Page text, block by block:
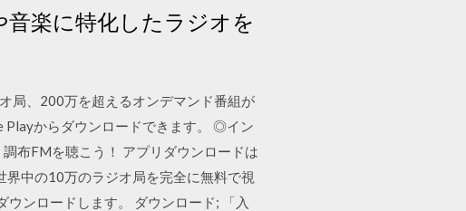
楽に特化したラジオを
局、200万を超えるオンデマンド番組が
Playからダウンロードできます。 ◎イン
布FMを聴こう！ アプリダウンロードは
中の10万のラジオ局を完全に無料で視
ンロードします。 ダウンロード; 「入